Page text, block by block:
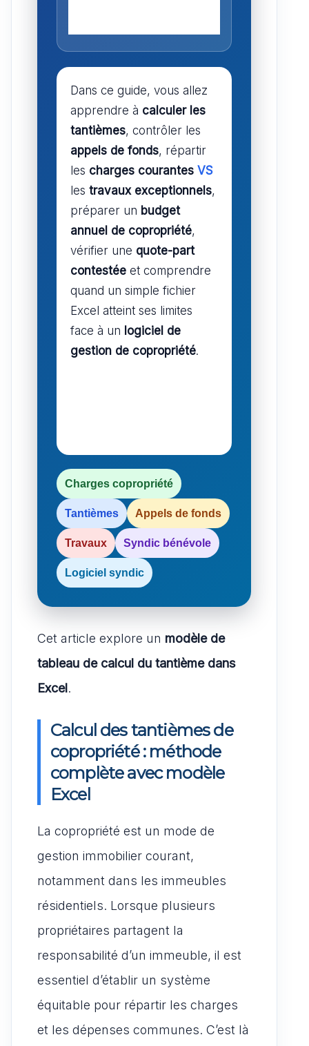
Dans ce guide, vous allez
apprendre à calculer les
tantièmes, contrôler les
appels de fonds, répartir
les charges courantes VS
les travaux exceptionnels,
préparer un budget
annuel de copropriété,
vérifier une quote-part
contestée et comprendre
quand un simple fichier
Excel atteint ses limites
face à un logiciel de
gestion de copropriété.
Charges copropriété
Tantièmes Appels de fonds
Travaux Syndic bénévole
Logiciel syndic
Cet article explore un modèle de
tableau de calcul du tantième dans
Excel.
Calcul des tantièmes de
copropriété : méthode
complète avec modèle
Excel
La copropriété est un mode de
gestion immobilier courant,
notamment dans les immeubles
résidentiels. Lorsque plusieurs
propriétaires partagent la
responsabilité d’un immeuble, il est
essentiel d’établir un système
équitable pour répartir les charges
et les dépenses communes. C’est là